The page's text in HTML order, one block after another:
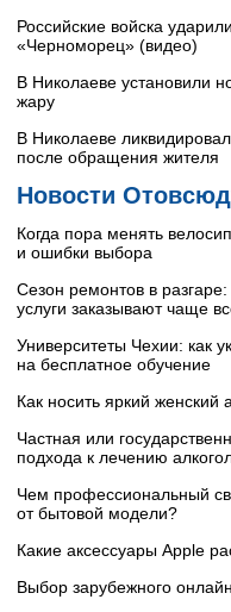
Российские войска
«Черноморец» (видео)
В Николаеве установили
жару
В Николаеве
после обращения жителя
Новости
Когда пора менять
и ошибки выбора
Сезон ремонтов в
услуги заказывают чаще
Университеты Чехии: как
на бесплатное обучение
Как носить яркий
Частная или
подхода к лечению
Чем профессиональный
от бытовой модели?
Какие аксессуары Apple
Выбор зарубежного